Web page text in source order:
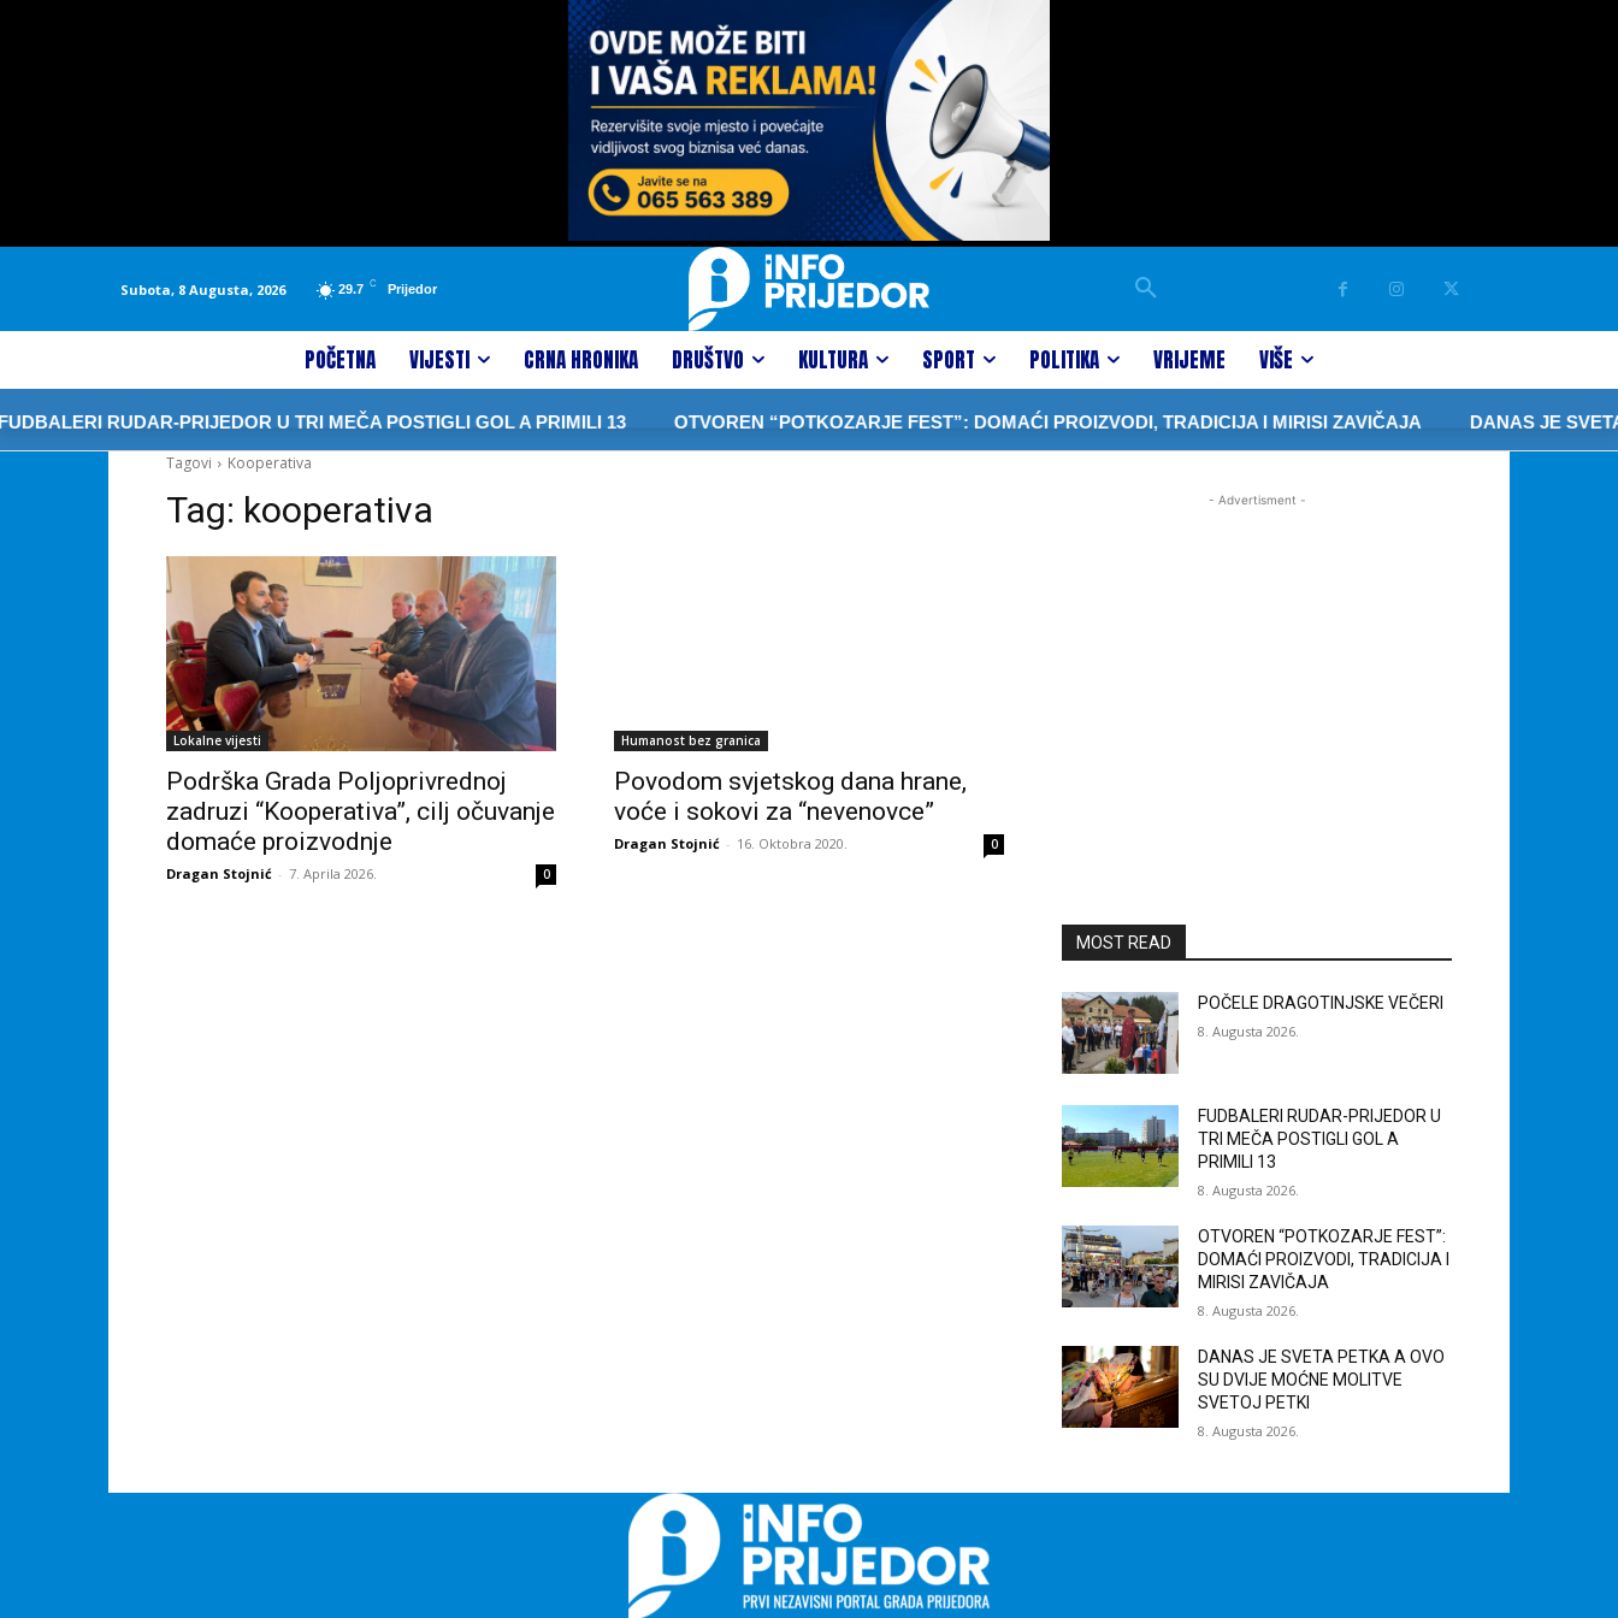
Subota, 8 Augusta, 2026 29.7 C Prijedor
POČETNA VIJESTI CRNA HRONIKA DRUŠTVO KULTURA SPORT POLITIKA VRIJEME VIŠE
RUDAR-PRIJEDOR U TRI MEČA POSTIGLI GOL A PRIMILI 13 OTVOREN “POTKOZARJE FEST”: DOMAĆI PROIZVODI, TRADICIJA I MIRISI ZAVIČAJA
DANAS JE SVETA
Tagovi
Kooperativa
Tag: kooperativa
Lokalne vijesti
Podrška Grada Poljoprivrednoj
zadruzi “Kooperativa”, cilj očuvanje
domaće proizvodnje
Dragan Stojnić - 7. Aprila 2026. 0
Humanost bez granica
Povodom svjetskog dana hrane,
voće i sokovi za “nevenovce”
Dragan Stojnić - 16. Oktobra 2020. 0
- Advertisment -
MOST READ
POČELE DRAGOTINJSKE VEČERI
8. Augusta 2026.
FUDBALERI RUDAR-PRIJEDOR U
TRI MEČA POSTIGLI GOL A
PRIMILI 13
8. Augusta 2026.
OTVOREN “POTKOZARJE FEST”:
DOMAĆI PROIZVODI, TRADICIJA I
MIRISI ZAVIČAJA
8. Augusta 2026.
DANAS JE SVETA PETKA A OVO
SU DVIJE MOĆNE MOLITVE
SVETOJ PETKI
8. Augusta 2026.